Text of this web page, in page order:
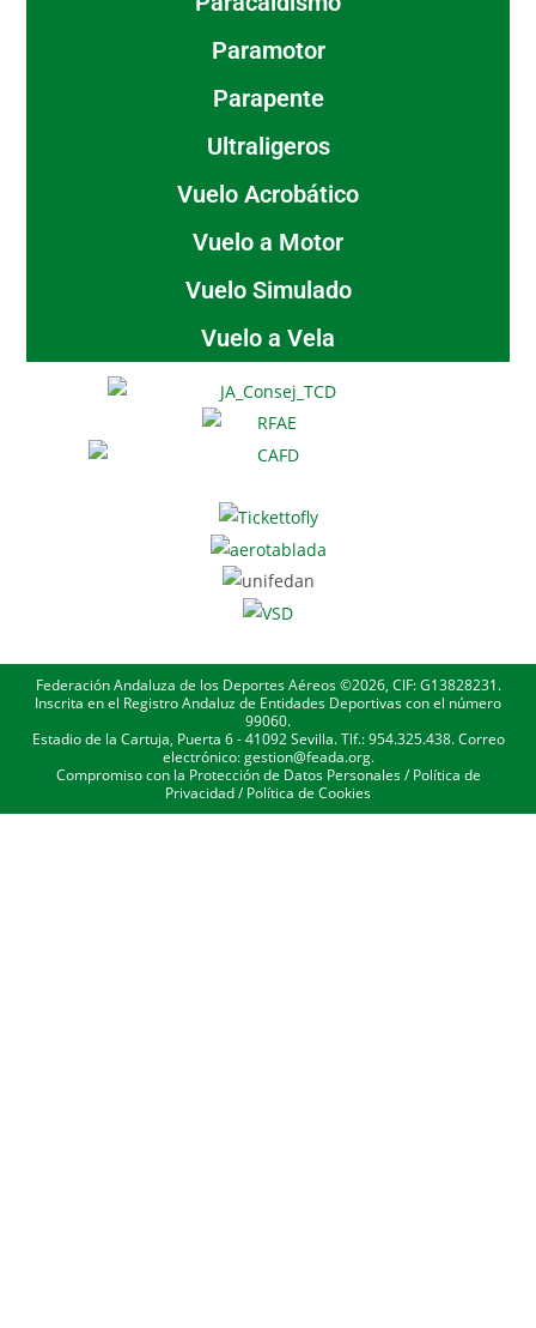
Paramotor
Parapente
Ultraligeros
Vuelo Acrobático
Vuelo a Motor
Vuelo Simulado
Vuelo a Vela
Federación Andaluza de los Deportes Aéreos ©2026, CIF: G13828231.
Inscrita en el Registro Andaluz de Entidades Deportivas con el número
99060.
Estadio de la Cartuja, Puerta 6 - 41092 Sevilla. Tlf.: 954.325.438. Correo
electrónico: gestion@feada.org.
Compromiso con la Protección de Datos Personales/Política de
Privacidad/Política de Cookies